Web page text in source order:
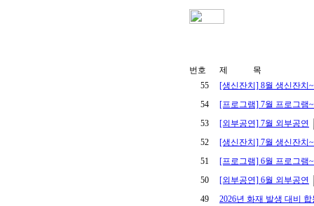
번호
제 목
55
[생신잔치] 8월 생신잔치
54
[프로그램] 7월 프로그램~
53
[외부공연] 7월 외부공연
52
[생신잔치] 7월 생신잔치
51
[프로그램] 6월 프로그램~
50
[외부공연] 6월 외부공연
49
2026년 화재 발생 대비